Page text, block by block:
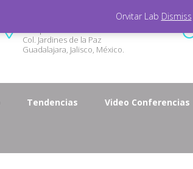
Col. Jardines de la Paz
Guadalajara, Jalisco, México.
Tendencias Video Conferencias
Orvitar Lab Dismiss